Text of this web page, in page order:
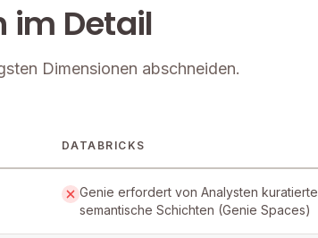
im Detail
Dimensionen abschneiden.
DATABRICKS
Genie erfordert von Analysten kuratierte
semantische Schichten (Genie Spaces)